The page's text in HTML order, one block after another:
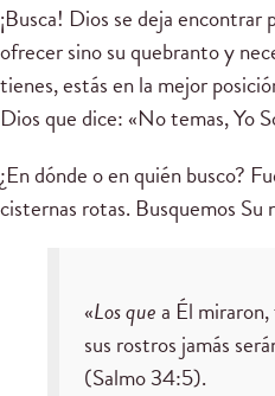
¡Busca! Dios se deja encontrar
ofrecer sino su quebranto y
tienes, estás en la mejor
Dios que dice: «No temas, Yo
¿En dónde o en quién busco?
cisternas rotas. Busquemos Su
«Los quea Él
sus rostros jamás
(Salmo 34:5).